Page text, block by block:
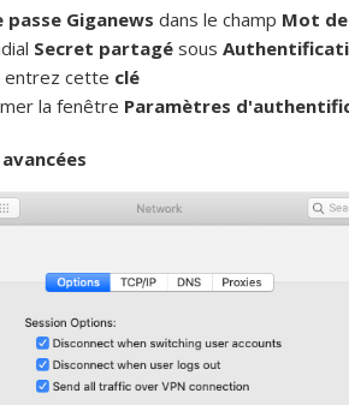
Giganews dans le champ Mot
Secret partagé sous
entrez cette clé
la fenêtre Paramètres
avancées